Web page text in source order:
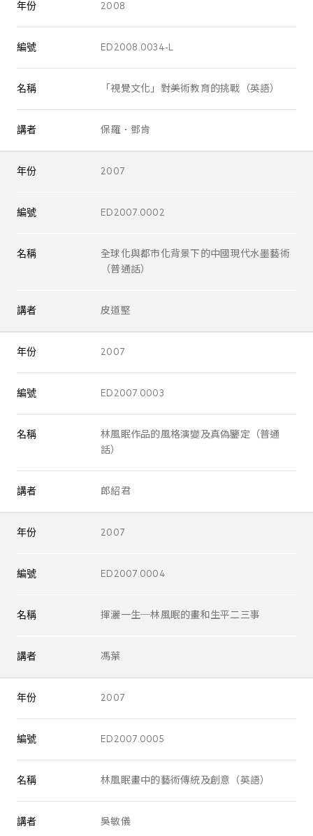
年份 2008
編號 ED2008.0034-L
名稱 「視覺文化」對美術教育的挑戰（英語）
講者 保羅．鄧肯
年份 2007
編號 ED2007.0002
名稱
全球化與都市化背景下的中國現代水墨藝術
（普通話）
講者 皮道堅
年份 2007
編號 ED2007.0003
名稱
林風眠作品的風格演變及真偽鑒定（普通
話）
講者 郎紹君
年份 2007
編號 ED2007.0004
名稱 揮灑一生─林風眠的畫和生平二三事
講者 馮葉
年份 2007
編號 ED2007.0005
名稱 林風眠畫中的藝術傳統及創意（英語）
講者 吳敏儀